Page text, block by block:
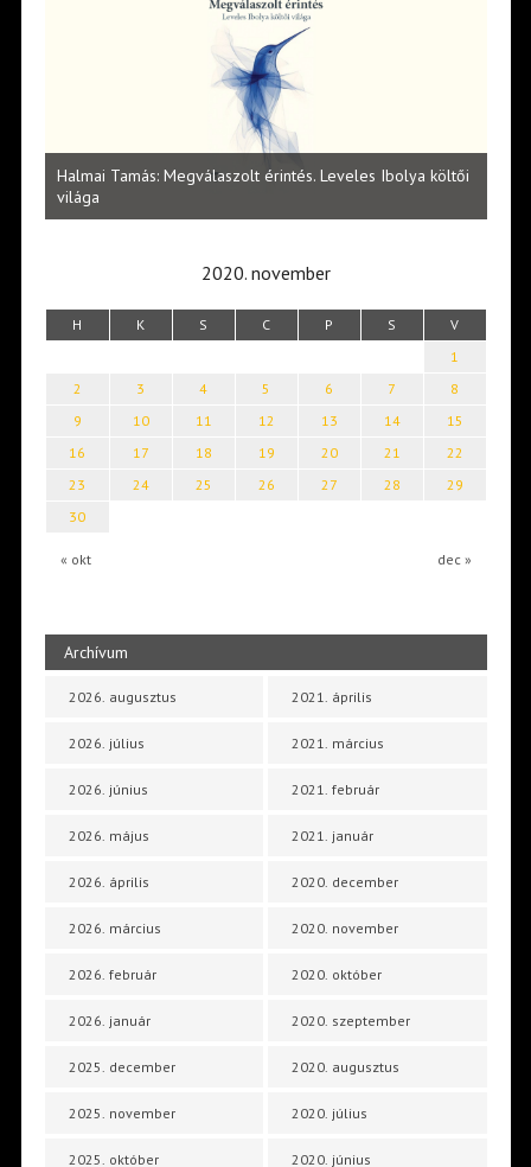
Halmai Tamás: Megválaszolt érintés. Leveles Ibolya költői
világa
2020. november
H K S C P S V
« okt dec »
1
2
3 4 5 6 7
8
9
10 11 12 13 14
15
16
17 18 19 20 21
22
23
24 25 26 27 28
29
30
Archívum
2026. augusztus
2026. július
2026. június
2026. május
2026. április
2026. március
2026. február
2026. január
2025. december
2025. november
2025. október
2021. április
2021. március
2021. február
2021. január
2020. december
2020. november
2020. október
2020. szeptember
2020. augusztus
2020. július
2020. június